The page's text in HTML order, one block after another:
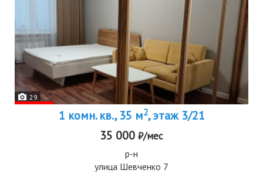
29
1 комн. кв., 35 м2, этаж 3/21
35 000 ₽/мес
р-н
улица Шевченко 7